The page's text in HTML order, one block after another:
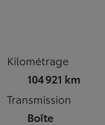
Kilométrage
104 921 km
Transmission
Boîte